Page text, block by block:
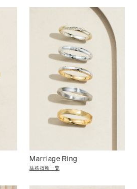
Marriage Ring
結婚指輪一覧